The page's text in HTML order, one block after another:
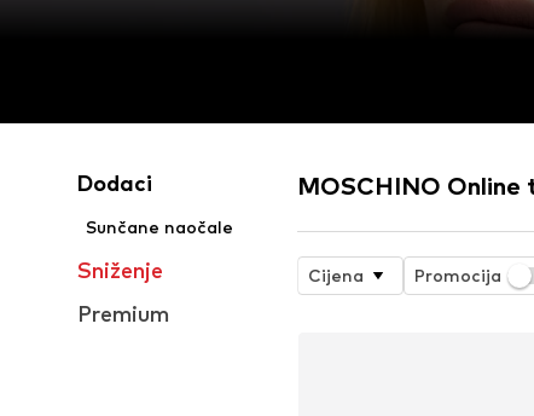
Dodaci
Sunčane naočale
Sniženje
Premium
MOSCHINO Online
Cijena Promocija